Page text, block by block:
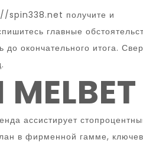
spin338.net получите и
главные
окончательного итога.
ассистирует
в фирменной гамме,